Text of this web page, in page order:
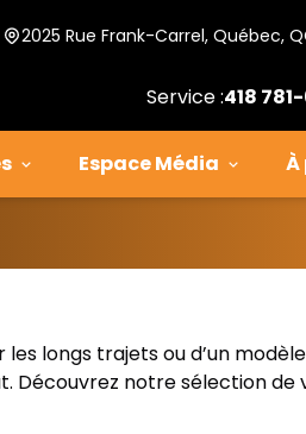
2025 Rue Frank-Carrel, Québec,
Service :418
Espace Média À
longs trajets ou d’un
Découvrez notre sélection de